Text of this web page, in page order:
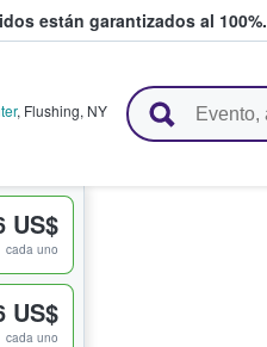
están garantizados al 100%.
, Flushing, NY
US$
cada uno
US$
cada uno